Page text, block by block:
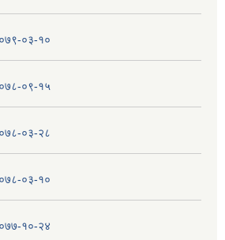
०३-१०
०९-१५
०३-२८
०३-१०
१०-२४